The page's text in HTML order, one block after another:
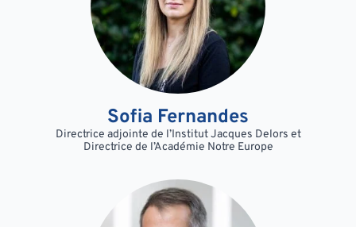
Sofia Fernandes
Directrice adjointe de l’Institut Jacques Delors et
Directrice de l’Académie Notre Europe